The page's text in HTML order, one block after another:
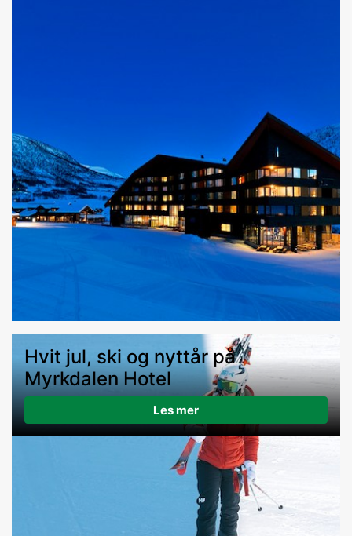
Hvit jul, ski og nyttår på
Myrkdalen Hotel
Les mer